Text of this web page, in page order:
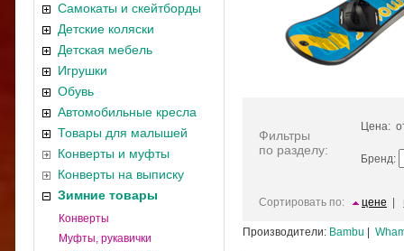
Самокаты и скейтборды
Детские коляски
Детская мебель
Игрушки
Обувь
Автомобильные кресла
Товары для малышей
Конверты и муфты
Конверты на выписку
Зимние товары
Конверты
Муфты, рукавички
Фильтры
по разделу:
Цена:
Бренд:
Сортировать по: цене
Производители: Bambu